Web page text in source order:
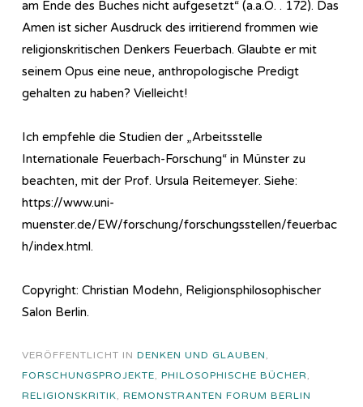
am Ende des Buches nicht aufgesetzt“ (a.a.O. . 172). Das
Amen ist sicher Ausdruck des irritierend frommen wie
religionskritischen Denkers Feuerbach. Glaubte er mit
seinem Opus eine neue, anthropologische Predigt
gehalten zu haben? Vielleicht!
Ich empfehle die Studien der „Arbeitsstelle
Internationale Feuerbach-Forschung“ in Münster zu
beachten, mit der Prof. Ursula Reitemeyer. Siehe:
https://www.uni-
muenster.de/EW/forschung/forschungsstellen/feuerbac
h/index.html.
Copyright: Christian Modehn, Religionsphilosophischer
Salon Berlin.
VERÖFFENTLICHT IN DENKEN UND GLAUBEN,
FORSCHUNGSPROJEKTE, PHILOSOPHISCHE BÜCHER,
RELIGIONSKRITIK, REMONSTRANTEN FORUM BERLIN